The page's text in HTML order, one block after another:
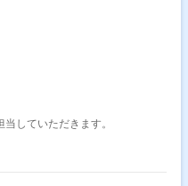
していただきます。